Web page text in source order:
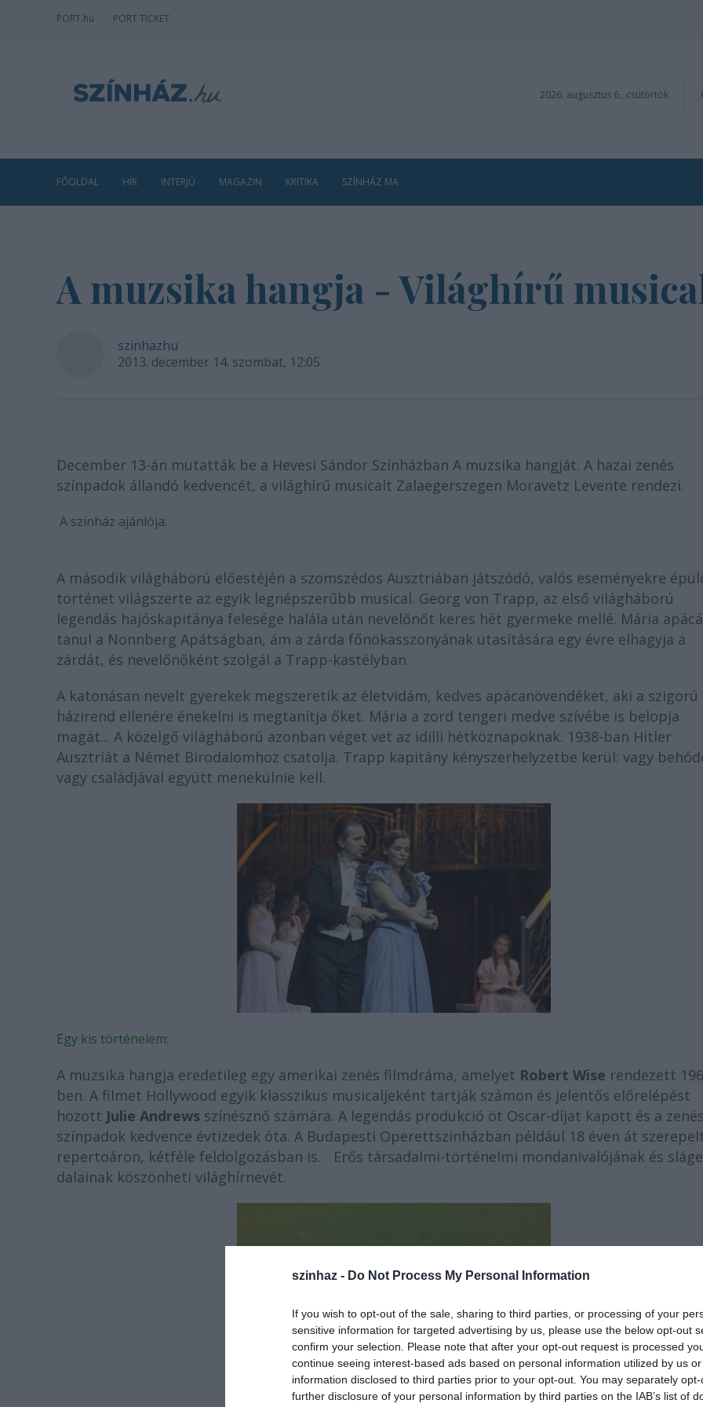
szinhaz - Do Not Process My Personal Information
If you wish to opt-out of the sale, sharing to third parties, or processing of your
sensitive information for targeted advertising by us, please use the below opt-out
confirm your selection. Please note that after your opt-out request is processed
continue seeing interest-based ads based on personal information utilized by us
information disclosed to third parties prior to your opt-out. You may separately
further disclosure of your personal information by third parties on the IAB’s list of
PORT.hu PORT TICKET
2026. augusztus 6., csütörtök
FŐOLDAL HÍR INTERJÚ MAGAZIN KRITIKA SZÍNHÁZ MA
A muzsika hangja - Világhírű
szinhazhu
2013. december 14. szombat, 12:05
December 13-án mutatták be a Hevesi Sándor Színházban A muzsika hangját. A hazai zenés
színpadok állandó kedvencét, a világhírű musicalt Zalaegerszegen Moravetz Levente rendezi.
A színház ajánlója:
A második világháború előestéjén a szomszédos Ausztriában játszódó, valós eseményekre
történet világszerte az egyik legnépszerűbb musical. Georg von Trapp, az első világháború
legendás hajóskapitánya felesége halála után nevelőnőt keres hét gyermeke mellé. Mária
tanul a Nonnberg Apátságban, ám a zárda főnökasszonyának utasítására egy évre elhagyja a
zárdát, és nevelőnőként szolgál a Trapp-kastélyban.
A katonásan nevelt gyerekek megszeretik az életvidám, kedves apácanövendéket, aki a szigorú
házirend ellenére énekelni is megtanítja őket. Mária a zord tengeri medve szívébe is belopja
magát... A közelgő világháború azonban véget vet az idilli hétköznapoknak. 1938-ban Hitler
Ausztriát a Német Birodalomhoz csatolja. Trapp kapitány kényszerhelyzetbe kerül: vagy
vagy családjával együtt menekülnie kell.
Egy kis történelem:
A muzsika hangja eredetileg egy amerikai zenés filmdráma, amelyet Robert Wise rendezett
ben. A filmet Hollywood egyik klasszikus musicaljeként tartják számon és jelentős előrelépést
hozott Julie Andrews színésznő számára. A legendás produkció öt Oscar-díjat kapott és a
színpadok kedvence évtizedek óta. A Budapesti Operettszínházban például 18 éven át
repertoáron, kétféle feldolgozásban is. Erős társadalmi-történelmi mondanivalójának és
dalainak köszönheti világhírnevét.